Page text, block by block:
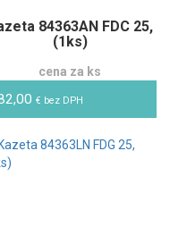
84363AN FDC 25,
(1ks)
cena za ks
€ bez DPH